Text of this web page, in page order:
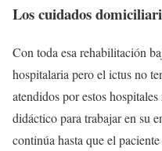
Los cuidados
Con toda esa rehabilitación
hospitalaria pero el ictus no
atendidos por estos
didáctico para trabajar en su
continúa hasta que el